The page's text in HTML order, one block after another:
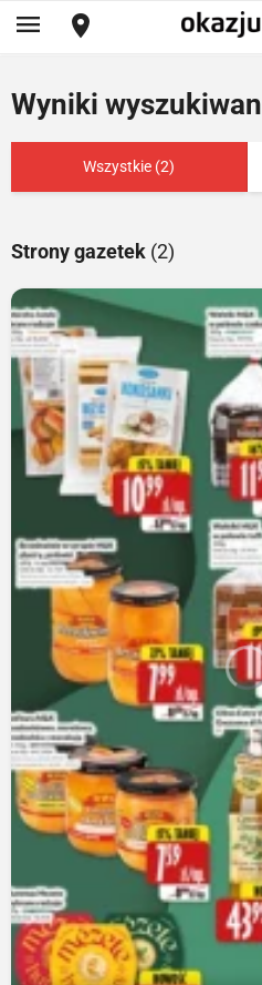
Wyniki
Wszystkie (2)
Strony gazetek (2)